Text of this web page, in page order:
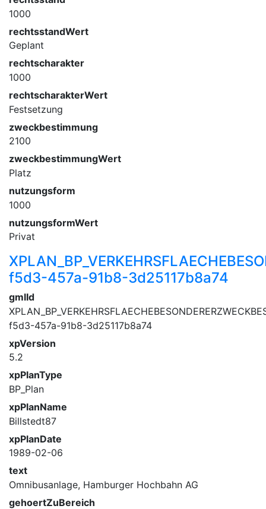
1000
rechtsstandWert
Geplant
rechtscharakter
1000
rechtscharakterWert
Festsetzung
zweckbestimmung
2100
zweckbestimmungWert
Platz
nutzungsform
1000
nutzungsformWert
Privat
f5d3-457a-91b8-3d25117b8a74
gmlId
f5d3-457a-91b8-3d25117b8a74
xpVersion
5.2
xpPlanType
BP_Plan
xpPlanName
Billstedt87
xpPlanDate
1989-02-06
text
Omnibusanlage, Hamburger Hochbahn AG
gehoertZuBereich